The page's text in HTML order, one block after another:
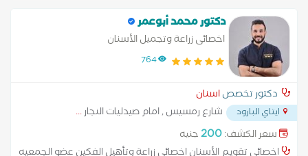
دكتور محمد أبوعمر
اخصائى زراعة وتجميل الأسنان
764
دكتور تخصصاسنان
ايتاي البارود شارع رمسيس , امام صيدليات النجار...
سعر الكشف:200جنيه